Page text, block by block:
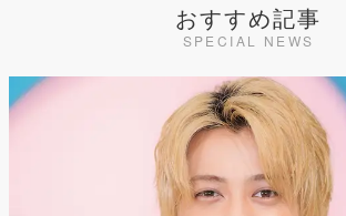
おすすめ記事
SPECIAL NEWS